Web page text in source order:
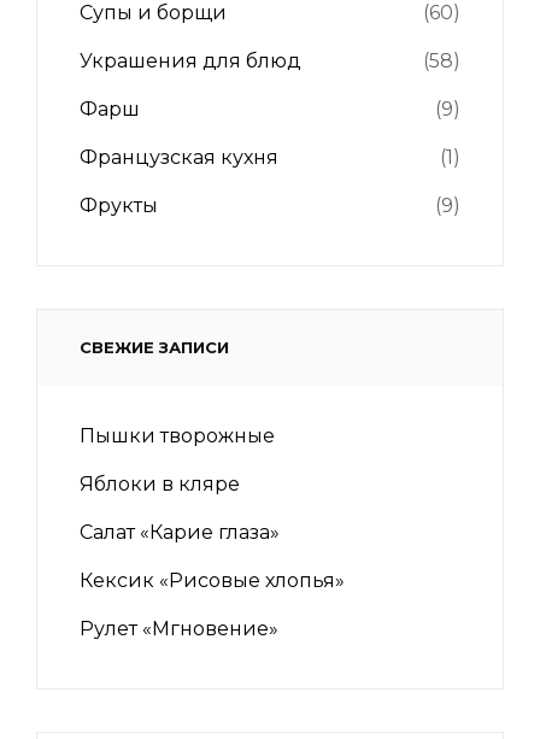
Супы и борщи (60)
Украшения для блюд (58)
Фарш (9)
Французская кухня (1)
Фрукты (9)
СВЕЖИЕ ЗАПИСИ
Пышки творожные
Яблоки в кляре
Салат «Карие глаза»
Кексик «Рисовые хлопья»
Рулет «Мгновение»